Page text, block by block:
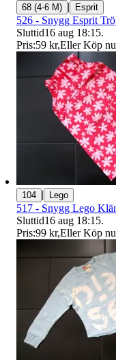
68 (4-6 M) | Esprit
526 - Snygg Esprit
Sluttid16 aug 18:15.
Pris:59 kr,Eller Köp nu
104 | Lego
517 - Snygg Lego
Sluttid16 aug 18:15.
Pris:99 kr,Eller Köp nu